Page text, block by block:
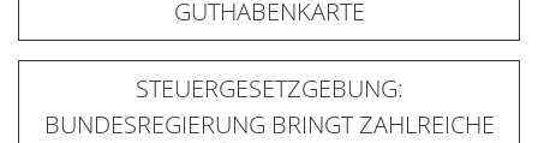
GUTHABENKARTE
STEUERGESETZGEBUNG:
BUNDESREGIERUNG BRINGT ZAHLREICHE